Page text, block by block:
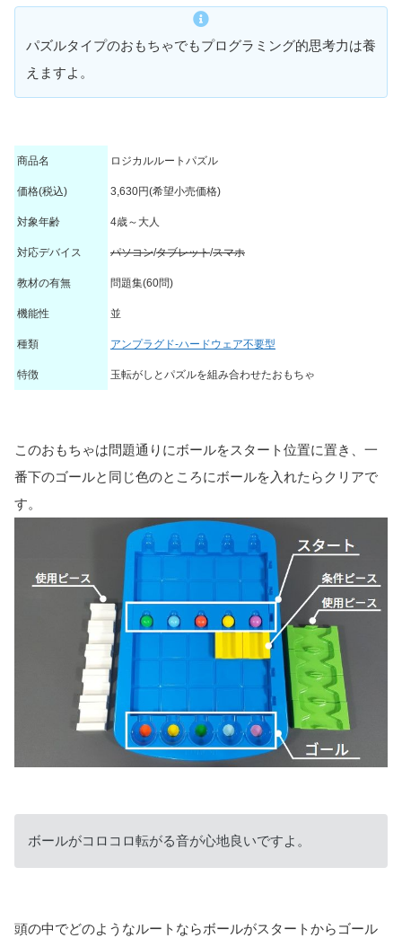
パズルタイプのおもちゃでもプログラミング的思考力は養
えますよ。
商品名 ロジカルルートパズル
価格(税込) 3,630円(希望小売価格)
対象年齢 4歳～大人
対応デバイス パソコン/タブレット/スマホ
教材の有無 問題集(60問)
機能性 並
種類 アンプラグド-ハードウェア不要型
特徴 玉転がしとパズルを組み合わせたおもちゃ
このおもちゃは問題通りにボールをスタート位置に置き、一
番下のゴールと同じ色のところにボールを入れたらクリアで
す。
ボールがコロコロ転がる音が心地良いですよ。
頭の中でどのようなルートならボールがスタートからゴール